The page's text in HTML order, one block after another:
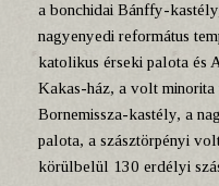
a bonchidai Bánffy-
nagyenyedi református
katolikus érseki palota és
Kakas-ház, a volt
Bornemissza-kastély, a
palota, a szásztörpényi
körülbelül 130 erdélyi